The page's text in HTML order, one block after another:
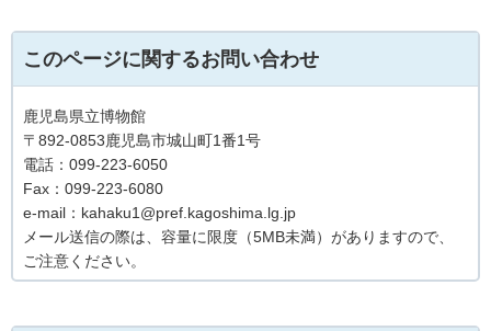
このページに関するお問い合わせ
鹿児島県立博物館
〒892-0853鹿児島市城山町1番1号
電話：099-223-6050
Fax：099-223-6080
e-mail：kahaku1@pref.kagoshima.lg.jp
メール送信の際は、容量に限度（5MB未満）がありますので、
ご注意ください。